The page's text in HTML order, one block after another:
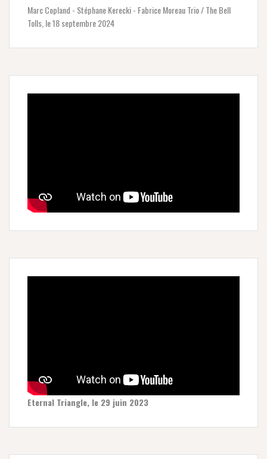
Marc Copland - Stéphane Kerecki - Fabrice Moreau Trio / The Bell
Tolls, le 18 septembre 2024
Eternal Triangle, le 29 juin 2023